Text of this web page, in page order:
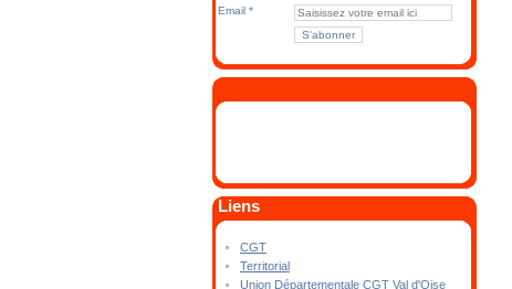
Email
Liens
CGT
Territorial
Union Départementale CGT Val d'Oise